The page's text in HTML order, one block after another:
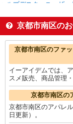
ヘルプデスク・ユーザ
WEBデザイナー・コー
法人営業 1,600円
薬剤師1,590円
京都市南区の他の職種
京都市南区の
京都市南区のファ
イーアイデムでは、
スメ販売、商品管理
京都市南区の
京都市南区のアパレ
日更新）。